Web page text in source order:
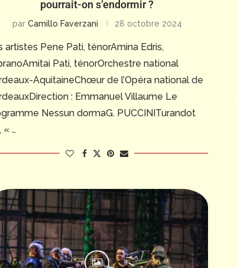
pourrait-on s’endormir ?
par Camillo Faverzani 28 octobre 2024
artistes Pene Pati, ténorAmina Edris,
Pati, ténorOrchestre national
AquitaineChœur de l’Opéra national de
: Emmanuel Villaume Le
Nessun dormaG. PUCCINITurandot
« …